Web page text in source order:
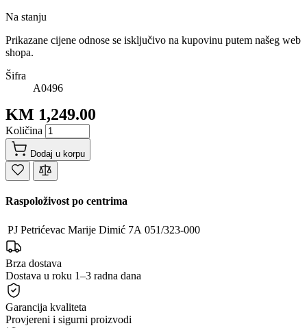
Na stanju
Prikazane cijene odnose se isključivo na kupovinu putem našeg web
shopa.
Šifra
A0496
KM 1,249.00
Količina
Dodaj u korpu
Raspoloživost po centrima
PJ Petrićevac Marije Dimić 7A 051/323-000
Brza dostava
Dostava u roku 1–3 radna dana
Garancija kvaliteta
Provjereni i sigurni proizvodi